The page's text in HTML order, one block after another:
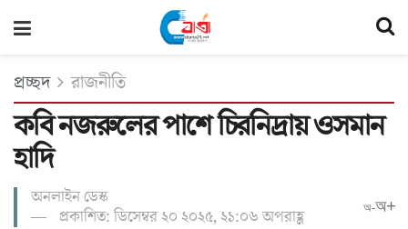
প্রচ্ছদ রাজনীতি
কবি নজরুলের পাশে চিরনিদ্রায় ওসমান
হা‌দি
অনলাইন ডেস্ক
প্রকাশিত: ডিসেম্বর ২০ ২০২৫, ২১:০৬ অপরাহ্ণ
অ-অ+